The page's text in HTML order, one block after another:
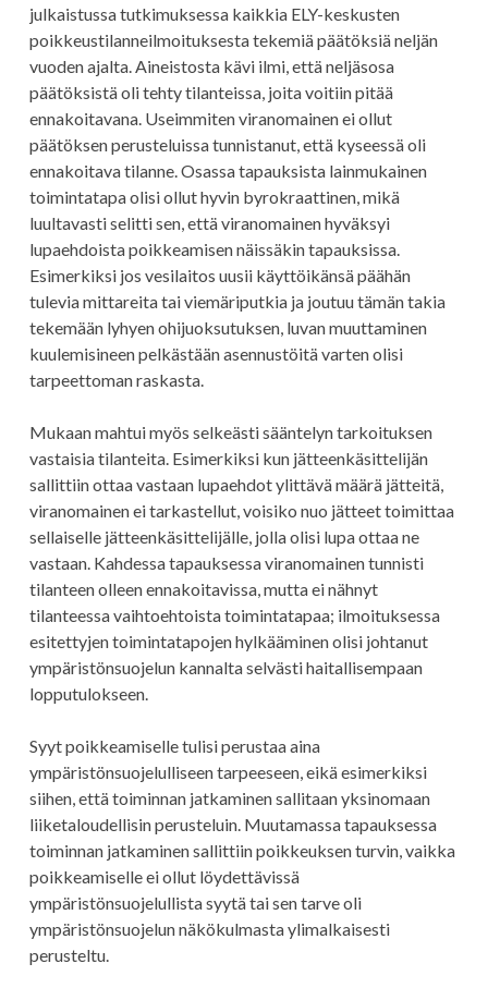
julkaistussa tutkimuksessa kaikkia ELY-keskusten
poikkeustilanneilmoituksesta tekemiä päätöksiä neljän
vuoden ajalta. Aineistosta kävi ilmi, että neljäsosa
päätöksistä oli tehty tilanteissa, joita voitiin pitää
ennakoitavana. Useimmiten viranomainen ei ollut
päätöksen perusteluissa tunnistanut, että kyseessä oli
ennakoitava tilanne. Osassa tapauksista lainmukainen
toimintatapa olisi ollut hyvin byrokraattinen, mikä
luultavasti selitti sen, että viranomainen hyväksyi
lupaehdoista poikkeamisen näissäkin tapauksissa.
Esimerkiksi jos vesilaitos uusii käyttöikänsä päähän
tulevia mittareita tai viemäriputkia ja joutuu tämän takia
tekemään lyhyen ohijuoksutuksen, luvan muuttaminen
kuulemisineen pelkästään asennustöitä varten olisi
tarpeettoman raskasta.
Mukaan mahtui myös selkeästi sääntelyn tarkoituksen
vastaisia tilanteita. Esimerkiksi kun jätteenkäsittelijän
sallittiin ottaa vastaan lupaehdot ylittävä määrä jätteitä,
viranomainen ei tarkastellut, voisiko nuo jätteet toimittaa
sellaiselle jätteenkäsittelijälle, jolla olisi lupa ottaa ne
vastaan. Kahdessa tapauksessa viranomainen tunnisti
tilanteen olleen ennakoitavissa, mutta ei nähnyt
tilanteessa vaihtoehtoista toimintatapaa; ilmoituksessa
esitettyjen toimintatapojen hylkääminen olisi johtanut
ympäristönsuojelun kannalta selvästi haitallisempaan
lopputulokseen.
Syyt poikkeamiselle tulisi perustaa aina
ympäristönsuojelulliseen tarpeeseen, eikä esimerkiksi
siihen, että toiminnan jatkaminen sallitaan yksinomaan
liiketaloudellisin perusteluin. Muutamassa tapauksessa
toiminnan jatkaminen sallittiin poikkeuksen turvin, vaikka
poikkeamiselle ei ollut löydettävissä
ympäristönsuojelullista syytä tai sen tarve oli
ympäristönsuojelun näkökulmasta ylimalkaisesti
perusteltu.